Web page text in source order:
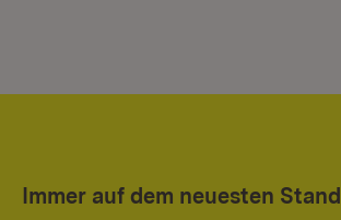
Immer auf dem neuesten Stand